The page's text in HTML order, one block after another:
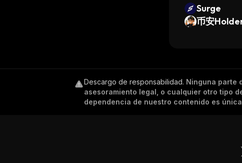
Surge
币安
Descargo de responsabilidad. Ninguna parte
asesoramiento legal, o cualquier otro tipo
dependencia de nuestro contenido es